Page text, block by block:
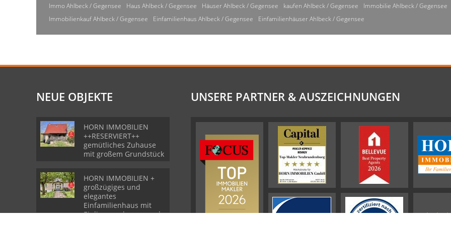
Immo Ahlbeck / Gegensee Haus Ahlbeck / Gegensee Häuser Ahlbeck / Gegensee kaufen Ahlbeck / Gegensee
Immobilie Ahlbeck / Gegensee
Immobilienkauf Ahlbeck / Gegensee
Einfamilienhaus Ahlbeck / Gegensee Einfamilienhäuser Ahlbeck / Gegensee
NEUE OBJEKTE
HORN IMMOBILIEN
++RESERVIERT++
gemütliches Zuhause
mit großem Grundstück
HORN IMMOBILIEN +
großzügiges und
elegantes
Einfamilienhaus mit
Einliegerwohnung und
UNSERE PARTNER & AUSZEICHNUNGEN